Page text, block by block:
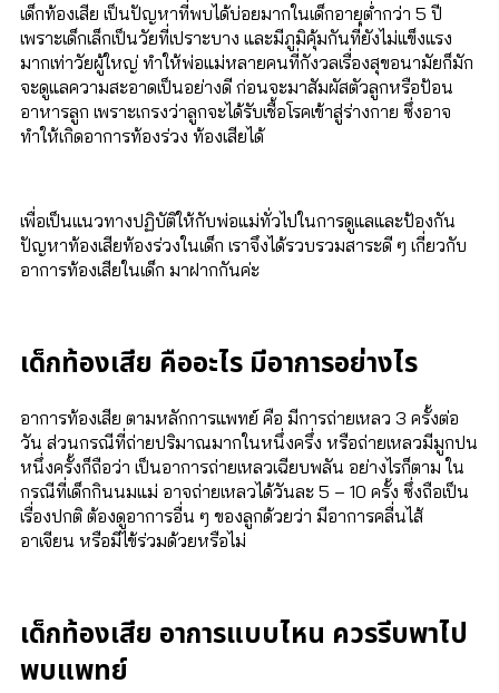
เด็กท้องเสีย เป็นปัญหาที่พบได้บ่อยมากในเด็กอายุต่ำกว่า 5 ปี
เพราะเด็กเล็กเป็นวัยที่เปราะบาง และมีภูมิคุ้มกันที่ยังไม่แข็งแรง
มากเท่าวัยผู้ใหญ่ ทำให้พ่อแม่หลายคนที่กังวลเรื่องสุขอนามัยก็มัก
จะดูแลความสะอาดเป็นอย่างดี ก่อนจะมาสัมผัสตัวลูกหรือป้อน
อาหารลูก เพราะเกรงว่าลูกจะได้รับเชื้อโรคเข้าสู่ร่างกาย ซึ่งอาจ
ทำให้เกิดอาการท้องร่วง ท้องเสียได้
เพื่อเป็นแนวทางปฏิบัติให้กับพ่อแม่ทั่วไปในการดูแลและป้องกัน
ปัญหาท้องเสียท้องร่วงในเด็ก เราจึงได้รวบรวมสาระดี ๆ เกี่ยวกับ
อาการท้องเสียในเด็ก มาฝากกันค่ะ
เด็กท้องเสีย คืออะไร มีอาการอย่างไร
อาการท้องเสีย ตามหลักการแพทย์ คือ มีการถ่ายเหลว 3 ครั้งต่อ
วัน ส่วนกรณีที่ถ่ายปริมาณมากในหนึ่งครึ่ง หรือถ่ายเหลวมีมูกปน
หนึ่งครั้งก็ถือว่า เป็นอาการถ่ายเหลวเฉียบพลัน อย่างไรก็ตาม ใน
กรณีที่เด็กกินนมแม่ อาจถ่ายเหลวได้วันละ 5 – 10 ครั้ง ซึ่งถือเป็น
เรื่องปกติ ต้องดูอาการอื่น ๆ ของลูกด้วยว่า มีอาการคลื่นไส้
อาเจียน หรือมีไข้ร่วมด้วยหรือไม่
เด็กท้องเสีย อาการแบบไหน ควรรีบพาไป
พบแพทย์